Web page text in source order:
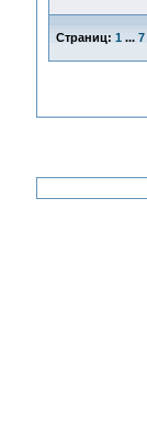
Страниц: 1 ... 7